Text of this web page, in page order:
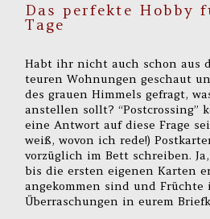
Das perfekte Hobby
Tage
Habt ihr nicht auch schon aus
teuren Wohnungen geschaut
des grauen Himmels gefragt,
anstellen sollt? “Postcrossing”
eine Antwort auf diese Frage
weiß, wovon ich rede!)
vorzüglich im Bett schreiben.
bis die ersten eigenen Karten
angekommen sind und Früchte
Überraschungen in eurem